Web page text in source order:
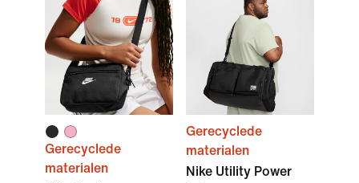
Gerecyclede
materialen
Gerecyclede
materialen
Nike Utility Power